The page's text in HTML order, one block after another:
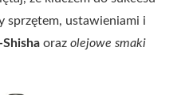
sprzętem, ustawieniami i
Shisha oraz olejowe smaki